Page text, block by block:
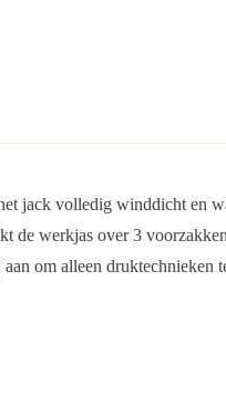
jack volledig winddicht en
de werkjas over 3
om alleen druktechnieken